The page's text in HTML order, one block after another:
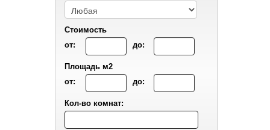
Стоимость
от:
до:
Площадь м2
от:
до:
Кол-во комнат: